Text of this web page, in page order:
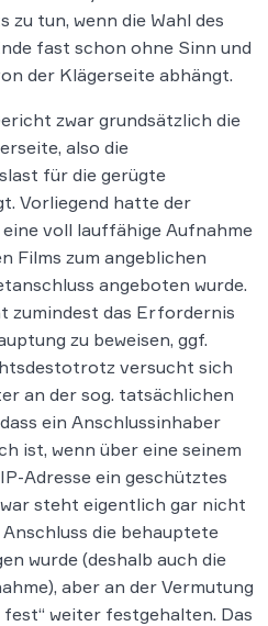
tun, wenn die Wahl des
fast schon ohne Sinn und
der Klägerseite abhängt.
zwar grundsätzlich die
also die
für die gerügte
Vorliegend hatte der
voll lauffähige Aufnahme
Films zum angeblichen
angeboten wurde.
zumindest das Erfordernis
zu beweisen, ggf.
versucht sich
an der sog. tatsächlichen
ein Anschlussinhaber
ist, wenn über eine seinem
Adresse ein geschütztes
steht eigentlich gar nicht
die behauptete
wurde (deshalb auch die
aber an der Vermutung
weiter festgehalten. Das